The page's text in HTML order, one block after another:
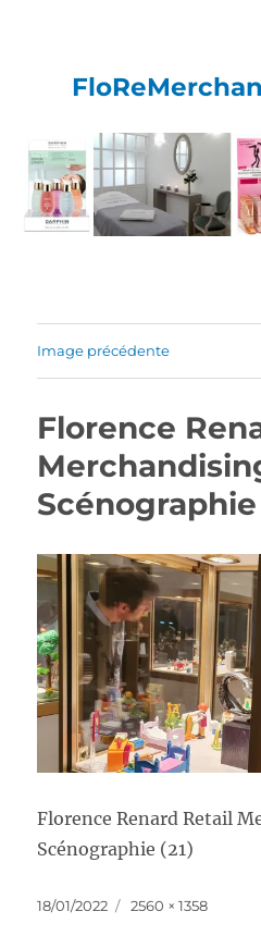
Image précédente
Florence
Scénographie
Florence Renard Retail
Scénographie (21)
Publié
18/01/2022
Taille
2560 × 1358